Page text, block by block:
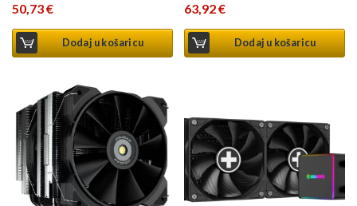
50,73€
Dodaj u košaricu
63,92€
Dodaj u košaricu